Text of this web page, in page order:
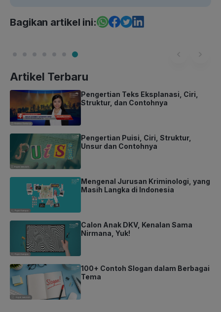
Bagikan artikel ini:
Artikel Terbaru
Pengertian Teks Eksplanasi, Ciri,
Struktur, dan Contohnya
Pengertian Puisi, Ciri, Struktur,
Unsur dan Contohnya
Mengenal Jurusan Kriminologi, yang
Masih Langka di Indonesia
Calon Anak DKV, Kenalan Sama
Nirmana, Yuk!
100+ Contoh Slogan dalam Berbagai
Tema